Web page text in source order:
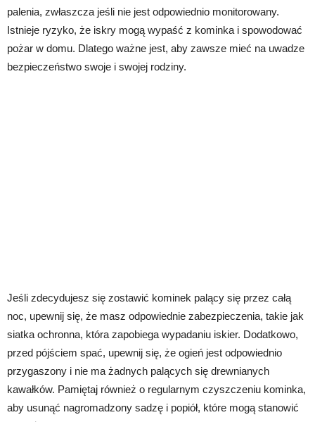
palenia, zwłaszcza jeśli nie jest odpowiednio monitorowany.
Istnieje ryzyko, że iskry mogą wypaść z kominka i spowodować
pożar w domu. Dlatego ważne jest, aby zawsze mieć na uwadze
bezpieczeństwo swoje i swojej rodziny.
Jeśli zdecydujesz się zostawić kominek palący się przez całą
noc, upewnij się, że masz odpowiednie zabezpieczenia, takie jak
siatka ochronna, która zapobiega wypadaniu iskier. Dodatkowo,
przed pójściem spać, upewnij się, że ogień jest odpowiednio
przygaszony i nie ma żadnych palących się drewnianych
kawałków. Pamiętaj również o regularnym czyszczeniu kominka,
aby usunąć nagromadzony sadzę i popiół, które mogą stanowić